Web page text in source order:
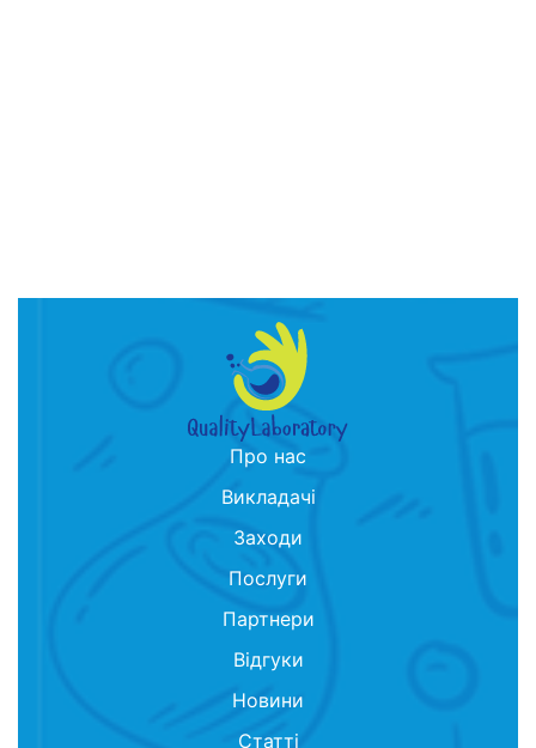
Про нас
Викладачі
Заходи
Послуги
Партнери
Відгуки
Новини
Статті